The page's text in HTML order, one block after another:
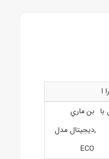
ا
,
بن ماري
ديجيتال مدل
ECO